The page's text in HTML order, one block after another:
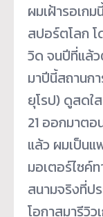
ผมเฝ้ารอเก
สปอร์ตโลก โ
วิด จนปีที่แล้
มาปีนี้สถานก
ยุโรป) ดูสดใ
21 ออกมาต
แล้ว ผมเป็นแ
มอเตอร์ไซค์ท
สนามจริงที่ป
โอกาสมารีวิ